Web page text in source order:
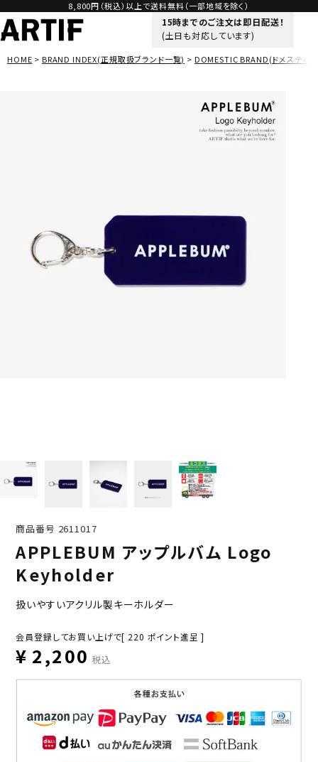
8,800円（税込）以上で送料無料（一部地域を除く）
15時までのご注文は即日配送！
(土日も対応しています)
HOME BRAND INDEX(正規取扱ブランド一覧) DOMESTIC BRAND(ドメスティッ
商品番号 2611017
APPLEBUM アップルバム Logo
Keyholder
扱いやすいアクリル製キーホルダー
会員登録してお買い上げで[ 220 ポイント進呈 ]
¥ 2,200 税込